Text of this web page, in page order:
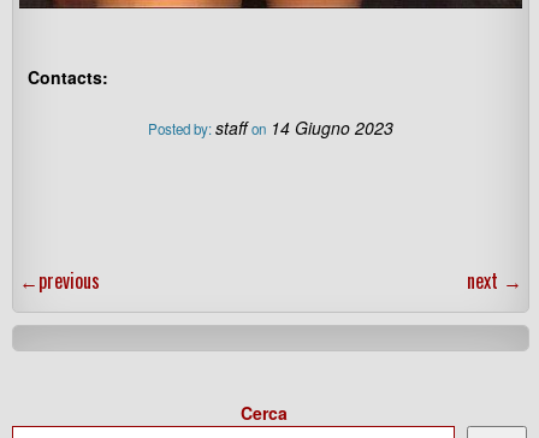
Contacts:
Posted by:staff on 14 Giugno 2023
←previous next →
Cerca